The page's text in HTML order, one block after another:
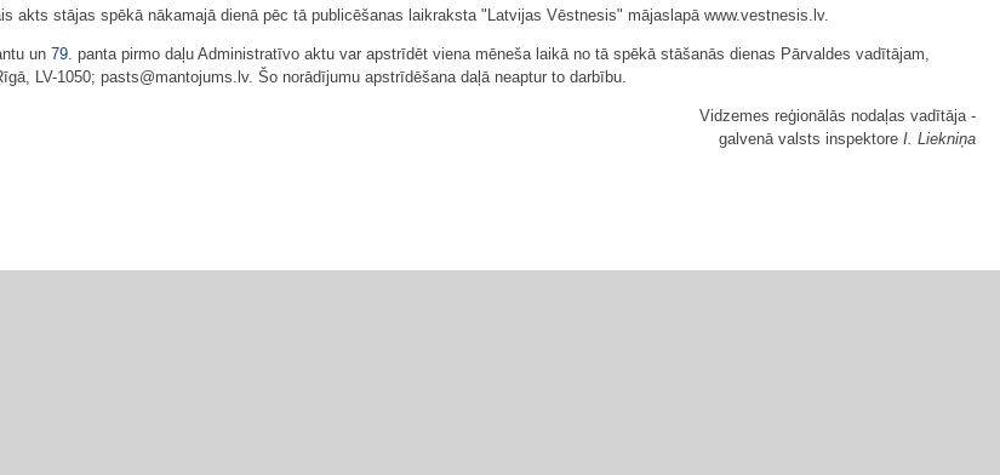
akts stājas spēkā nākamajā dienā pēc tā publicēšanas laikraksta "Latvijas Vēstnesis" mājaslapā www.vestnesis.lv.
un 79. panta pirmo daļu Administratīvo aktu var apstrīdēt viena mēneša laikā no tā spēkā stāšanās dienas Pārvaldes vadītājam,
LV-1050; pasts@mantojums.lv. Šo norādījumu apstrīdēšana daļā neaptur to darbību.
Vidzemes reģionālās nodaļas vadītāja -
galvenā valsts inspektore I. Liekniņa